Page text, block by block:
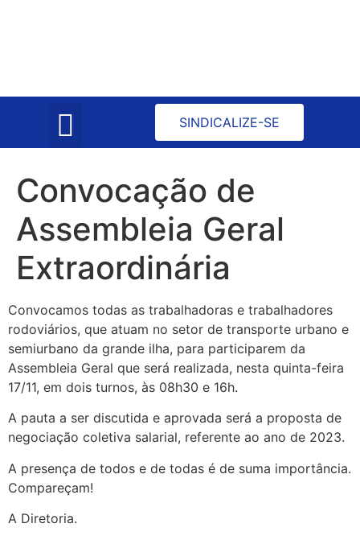
SINDICALIZE-SE
Convocação de
Assembleia Geral
Extraordinária
Convocamos todas as trabalhadoras e trabalhadores
rodoviários, que atuam no setor de transporte urbano e
semiurbano da grande ilha, para participarem da
Assembleia Geral que será realizada, nesta quinta-feira
17/11, em dois turnos, às 08h30 e 16h.
A pauta a ser discutida e aprovada será a proposta de
negociação coletiva salarial, referente ao ano de 2023.
A presença de todos e de todas é de suma importância.
Compareçam!
A Diretoria.